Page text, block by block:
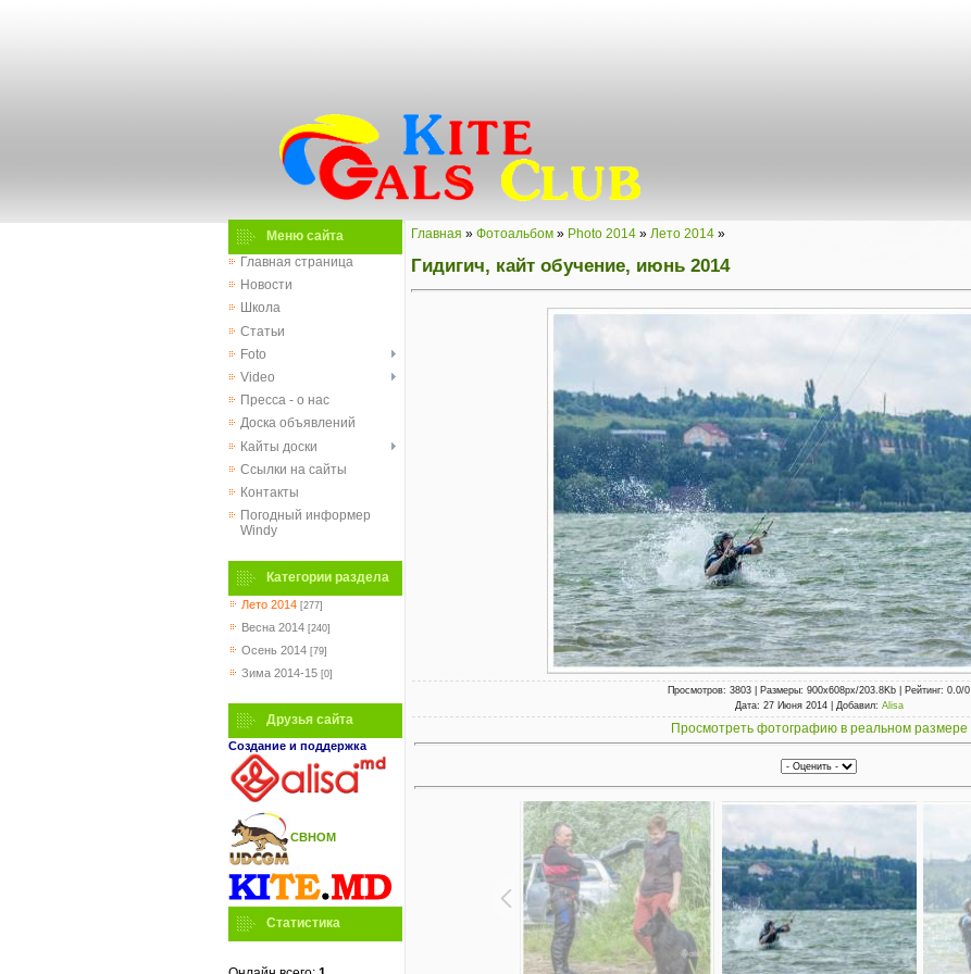
Меню сайта
Главная страница
Новости
Школа
Статьи
Foto
Video
Пресса - о нас
Доска объявлений
Кайты доски
Ссылки на сайты
Контакты
Погодный информер
Windy
Категории раздела
Лето 2014 [277]
Весна 2014 [240]
Осень 2014 [79]
Зима 2014-15 [0]
Друзья сайта
Создание и поддержка
СВНОМ
Статистика
Главная » Фотоальбом » Photo 2014 » Лето 2014 »
Гидигич, кайт обучение, июнь 2014
Просмотров: 3803 | Размеры: 900x608px/203.8Kb | Рейтинг: 0.0/0
Дата: 27 Июня 2014 | Добавил: Alisa
Просмотреть фотографию в реальном размере